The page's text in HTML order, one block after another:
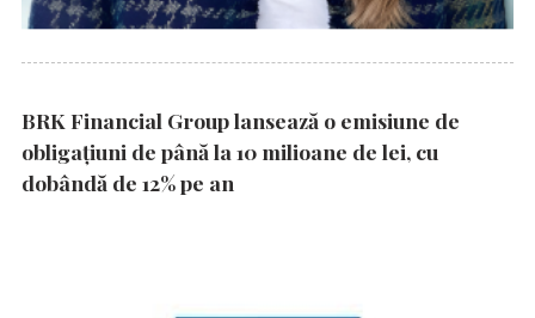
BRK Financial Group lansează o emisiune de
obligațiuni de până la 10 milioane de lei, cu
dobândă de 12% pe an